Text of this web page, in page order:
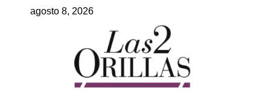
agosto 8, 2026